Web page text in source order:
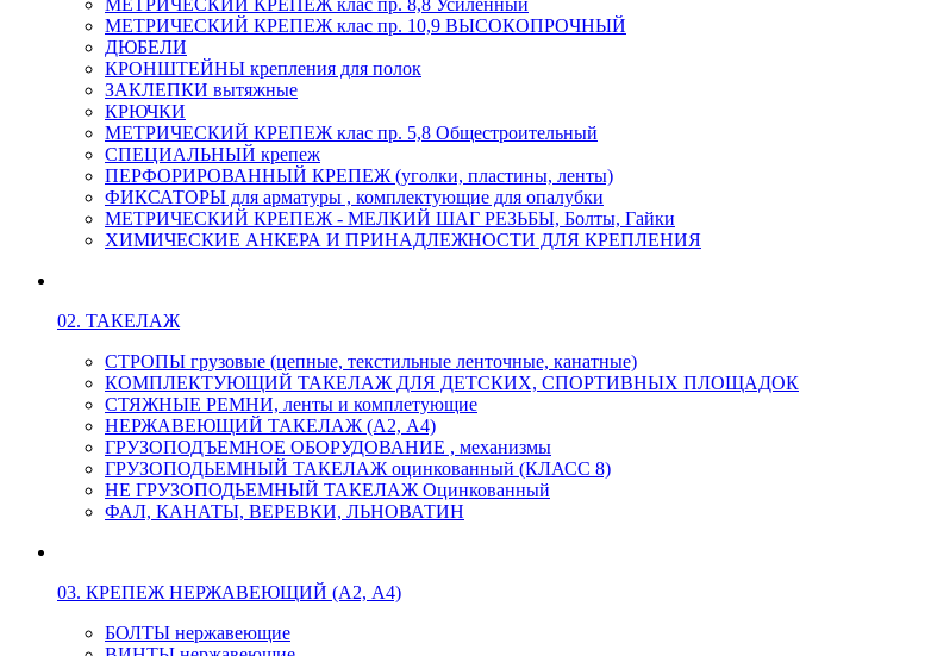
МЕТРИЧЕСКИЙ КРЕПЕЖ клас пр. 8,8 Усиленный
МЕТРИЧЕСКИЙ КРЕПЕЖ клас пр. 10,9 ВЫСОКОПРОЧНЫЙ
ДЮБЕЛИ
КРОНШТЕЙНЫ крепления для полок
ЗАКЛЕПКИ вытяжные
КРЮЧКИ
МЕТРИЧЕСКИЙ КРЕПЕЖ клас пр. 5,8 Общестроительный
СПЕЦИАЛЬНЫЙ крепеж
ПЕРФОРИРОВАННЫЙ КРЕПЕЖ (уголки, пластины, ленты)
ФИКСАТОРЫ для арматуры , комплектующие для опалубки
МЕТРИЧЕСКИЙ КРЕПЕЖ - МЕЛКИЙ ШАГ РЕЗЬБЫ, Болты, Гайки
ХИМИЧЕСКИЕ АНКЕРА И ПРИНАДЛЕЖНОСТИ ДЛЯ КРЕПЛЕНИЯ
02. ТАКЕЛАЖ
СТРОПЫ грузовые (цепные, текстильные ленточные, канатные)
КОМПЛЕКТУЮЩИЙ ТАКЕЛАЖ ДЛЯ ДЕТСКИХ, СПОРТИВНЫХ ПЛОЩАДОК
СТЯЖНЫЕ РЕМНИ, ленты и комплетующие
НЕРЖАВЕЮЩИЙ ТАКЕЛАЖ (А2, А4)
ГРУЗОПОДЪЕМНОЕ ОБОРУДОВАНИЕ , механизмы
ГРУЗОПОДЬЕМНЫЙ ТАКЕЛАЖ оцинкованный (КЛАСС 8)
НЕ ГРУЗОПОДЬЕМНЫЙ ТАКЕЛАЖ Оцинкованный
ФАЛ, КАНАТЫ, ВЕРЕВКИ, ЛЬНОВАТИН
03. КРЕПЕЖ НЕРЖАВЕЮЩИЙ (А2, А4)
БОЛТЫ нержавеющие